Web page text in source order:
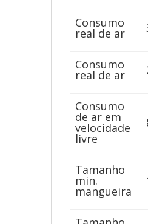
Consumo
real de ar
Consumo
real de ar
Consumo
de ar em
velocidade
livre
Tamanho
min.
mangueira